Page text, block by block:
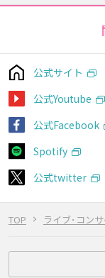
TOP ライブ･コン
公式サイト
公式Youtube
公式Facebook
Spotify
公式twitter